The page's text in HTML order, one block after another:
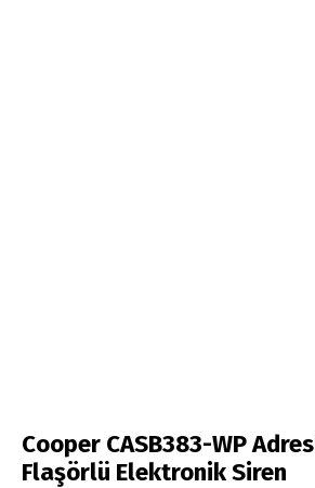
Cooper CASB383-WP
Flaşörlü Elektronik Siren